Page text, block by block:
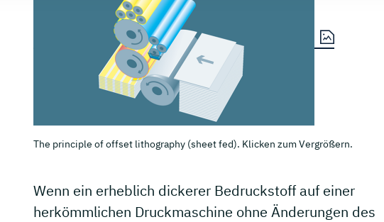
The principle of offset lithography (sheet fed). Klicken zum Vergrößern.
Wenn ein erheblich dickerer Bedruckstoff auf einer
herkömmlichen Druckmaschine ohne Änderungen des